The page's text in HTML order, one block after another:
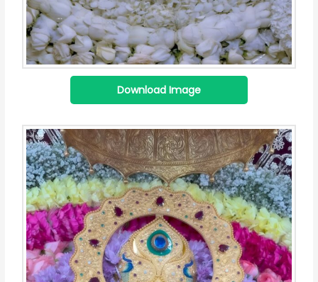
Download Image